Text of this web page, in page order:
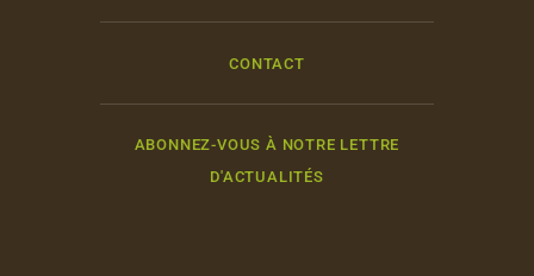
CONTACT
ABONNEZ-VOUS À NOTRE LETTRE
D'ACTUALITÉS